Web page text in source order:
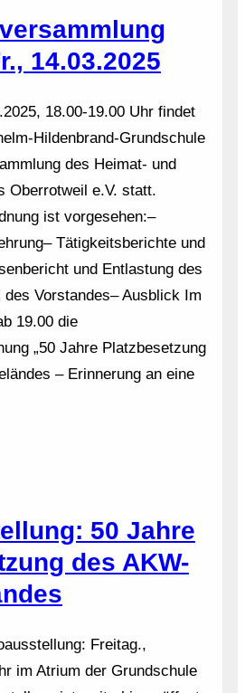
14.03.2025
18.00-19.00 Uhr findet
Hildenbrand-Grundschule
des Heimat- und
Oberrotweil e.V. statt.
ist vorgesehen:–
Tätigkeitsberichte und
und Entlastung des
des Vorstandes– Ausblick Im
19.00 die
„50 Jahre Platzbesetzung
– Erinnerung an eine
50 Jahre
des AKW-
Freitag.,
im Atrium der Grundschule